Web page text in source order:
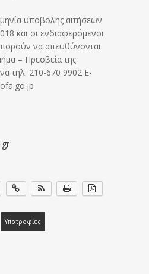
υποβολής αιτήσεων
και οι ενδιαφερόμενοι
να απευθύνονται
– Πρεσβεία της
τηλ: 210-670 9902 Ε-
Υποτροφίες